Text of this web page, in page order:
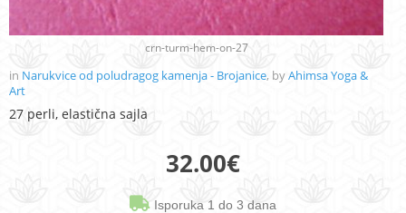
crn-turm-hem-on-27
in Narukvice od poludragog kamenja - Brojanice, byAhimsa Yoga &
Art
27 perli, elastična sajla
32.00€
Isporuka 1 do 3 dana